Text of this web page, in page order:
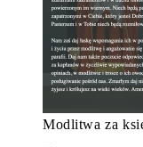
Modlitwa za